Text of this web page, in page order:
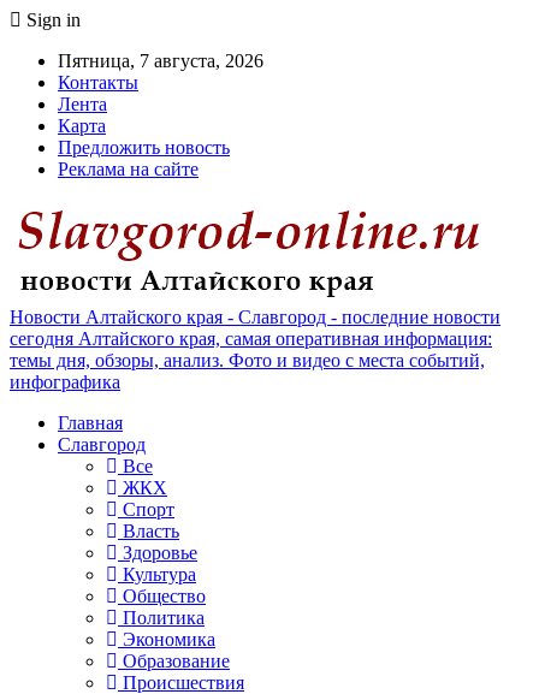
Sign in
Пятница, 7 августа, 2026
Контакты
Лента
Карта
Предложить новость
Реклама на сайте
Новости Алтайского края - Славгород - последние новости
сегодня Алтайского края, самая оперативная информация:
темы дня, обзоры, анализ. Фото и видео с места событий,
инфографика
Главная
Славгород
Все
ЖКХ
Спорт
Власть
Здоровье
Культура
Общество
Политика
Экономика
Образование
Происшествия